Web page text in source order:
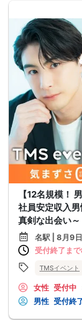
【12名規模！
社員安定収入
真剣な出会い～
名駅 | 8月9
受付終了ま
TMSイベント
女性 受付中
男性 受付終